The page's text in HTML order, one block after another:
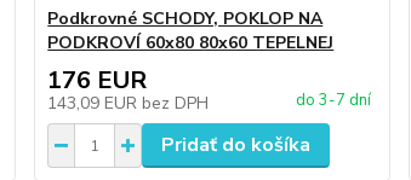
Podkrovné SCHODY, POKLOP NA
PODKROVÍ 60x80 80x60 TEPELNEJ
176 EUR
143,09 EUR bez DPH do 3-7 dní
Pridať do košíka